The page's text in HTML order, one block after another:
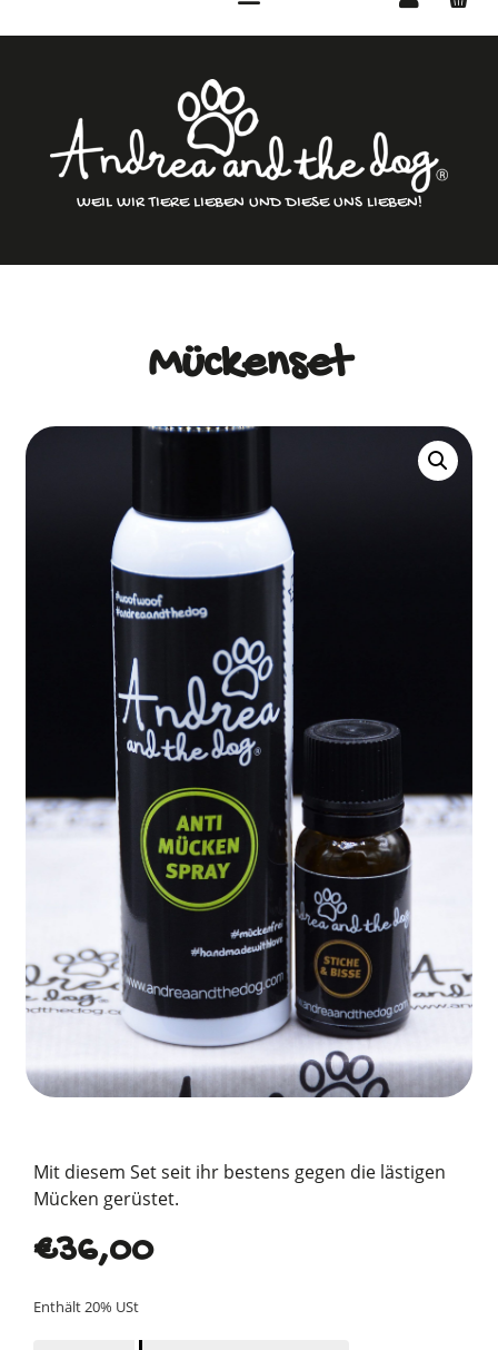
WEIL WIR TIERE LIEBEN UND DIESE UNS LIEBEN!
Mückenset
Mit diesem Set seit ihr bestens gegen die lästigen
Mücken gerüstet.
€36,00
Enthält 20% USt